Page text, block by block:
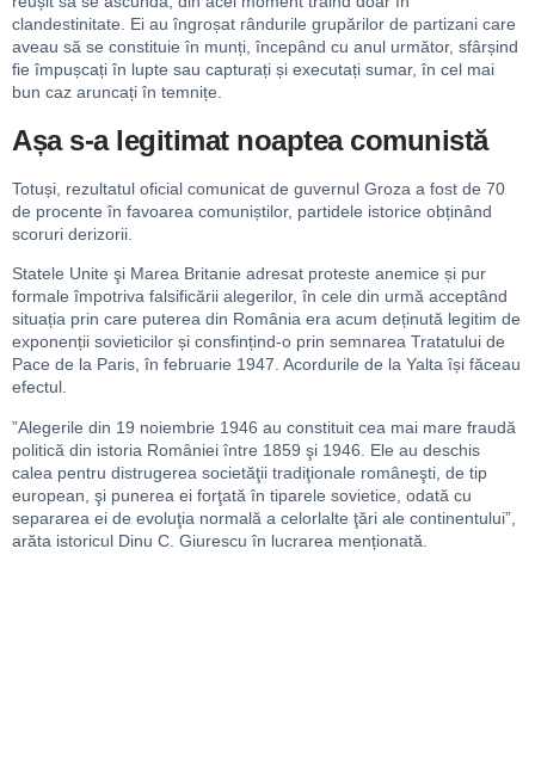
clandestinitate. Ei au îngroșat rândurile grupărilor de partizani care
aveau să se constituie în munți, începând cu anul următor, sfârșind
fie împușcați în lupte sau capturați și executați sumar, în cel mai
bun caz aruncați în temnițe.
Așa s-a legitimat noaptea comunistă
Totuși, rezultatul oficial comunicat de guvernul Groza a fost de 70
de procente în favoarea comuniștilor, partidele istorice obținând
scoruri derizorii.
Statele Unite şi Marea Britanie adresat proteste anemice și pur
formale împotriva falsificării alegerilor, în cele din urmă acceptând
situația prin care puterea din România era acum deținută legitim de
exponenții sovieticilor și consfințind-o prin semnarea Tratatului de
Pace de la Paris, în februarie 1947. Acordurile de la Yalta își făceau
efectul.
”Alegerile din 19 noiembrie 1946 au constituit cea mai mare fraudă
politică din istoria României între 1859 şi 1946. Ele au deschis
calea pentru distrugerea societăţii tradiţionale româneşti, de tip
european, şi punerea ei forţată în tiparele sovietice, odată cu
separarea ei de evoluţia normală a celorlalte ţări ale continentului”,
arăta istoricul Dinu C. Giurescu în lucrarea menționată.